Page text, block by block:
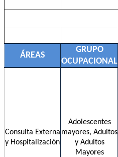
ÁREAS
GRUPO
OCUPACIONAL
Consulta Externa
y Hospitalización
Adolescentes
mayores, Adultos
y Adultos
Mayores